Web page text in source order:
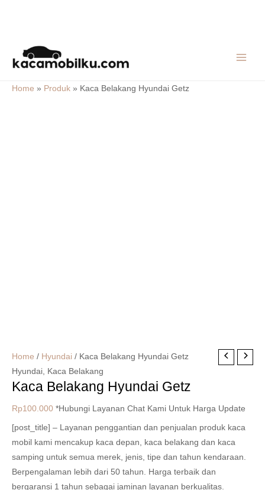
content
Home » Produk » Kaca Belakang Hyundai Getz
Home / Hyundai / Kaca Belakang Hyundai Getz
Hyundai, Kaca Belakang
Kaca Belakang Hyundai Getz
Rp100.000 *Hubungi Layanan Chat Kami Untuk Harga Update
[post_title] – Layanan penggantian dan penjualan produk kaca
mobil kami mencakup kaca depan, kaca belakang dan kaca
samping untuk semua merek, jenis, tipe dan tahun kendaraan.
Berpengalaman lebih dari 50 tahun. Harga terbaik dan
bergaransi 1 tahun sebagai jaminan layanan berkualitas.